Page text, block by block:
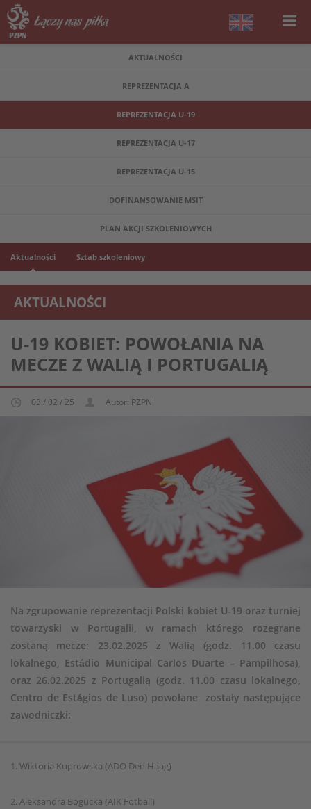
AKTUALNOŚCI
REPREZENTACJA A
REPREZENTACJA U-19
REPREZENTACJA U-17
REPREZENTACJA U-15
DOFINANSOWANIE MSIT
PLAN AKCJI SZKOLENIOWYCH
Aktualności Sztab szkoleniowy
AKTUALNOŚCI
REPREZENTACJA KOBIECA U-19
U-19 KOBIET: POWOŁANIA NA
MECZE Z WALIĄ I PORTUGALIĄ
03 / 02 / 25 Autor: PZPN
Na zgrupowanie reprezentacji Polski kobiet U-19 oraz turniej
towarzyski w Portugalii, w ramach którego rozegrane
zostaną mecze: 23.02.2025 z Walią (godz. 11.00 czasu
lokalnego, Estádio Municipal Carlos Duarte – Pampilhosa),
oraz 26.02.2025 z Portugalią (godz. 11.00 czasu lokalnego,
Centro de Estágios de Luso) powołane zostały następujące
zawodniczki:
1. Wiktoria Kuprowska (ADO Den Haag)
2. Aleksandra Bogucka (AIK Fotball)